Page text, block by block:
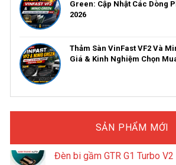
Green: Cập Nhật Các Dòng
2026
Thảm Sàn VinFast VF2 Và
Giá & Kinh Nghiệm Chọn
SẢN PHẨM MỚI
Đèn bi gầm GTR G1 Turbo V2